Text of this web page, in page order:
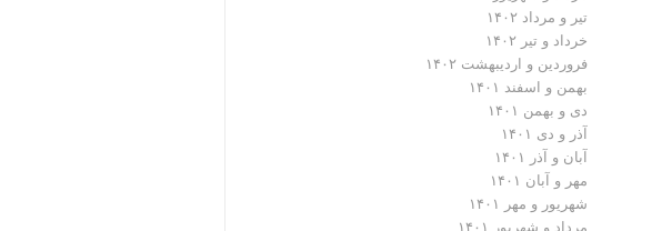
تیر و مرداد ۱۴۰۲
خرداد و تیر ۱۴۰۲
فروردین و اردیبهشت ۱۴۰۲
بهمن و اسفند ۱۴۰۱
دی و بهمن ۱۴۰۱
آذر و دی ۱۴۰۱
آبان و آذر ۱۴۰۱
مهر و آبان ۱۴۰۱
شهریور و مهر ۱۴۰۱
مرداد و شهریور ۱۴۰۱